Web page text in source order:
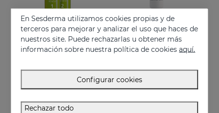
Añadir
FACTOR G Renew Ampollas Bioestimulantes
Ampollas de efecto flash reafirmante
Añadir
FACTOR G Renew Contorno De Ojos
En Sesderma utilizamos cookies propias y de
terceros para mejorar y analizar el uso que haces de
nuestros site. Puede rechazarlas u obtener más
información sobre nuestra política de cookiesaquí.
Configurar cookies
Rechazar todo